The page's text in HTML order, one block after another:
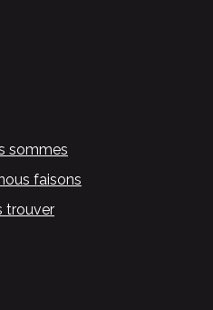
sommes
faisons
trouver